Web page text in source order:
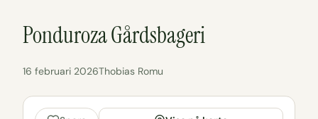
Ponduroza Gårdsbageri
16 februari 2026Thobias Romu